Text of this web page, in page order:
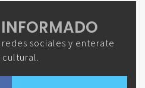
sociales y enterate